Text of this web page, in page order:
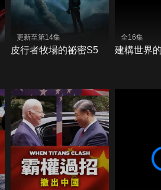
更新至第14集
皮行者牧場的祕密S5
全16集
建構世界